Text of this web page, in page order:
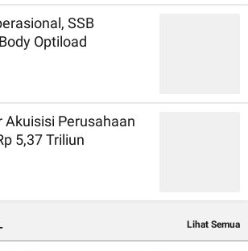
SSB
Optiload
Akuisisi Perusahaan
5,37 Triliun
Lihat Semua